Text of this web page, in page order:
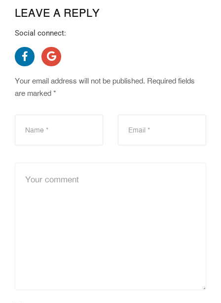
LEAVE A REPLY
Social connect:
Your email address will not be published. Required fields
are marked *